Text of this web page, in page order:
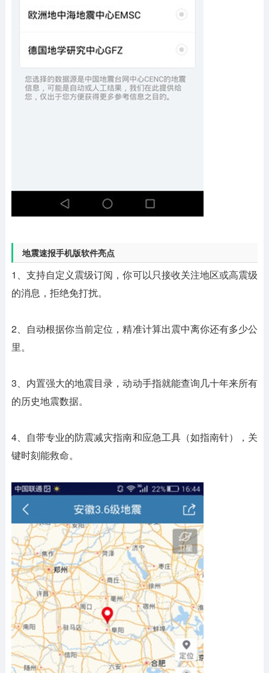
地震速报手机版软件亮点
1、支持自定义震级订阅，你可以只接收关注地区或高震级
的消息，拒绝免打扰。
2、自动根据你当前定位，精准计算出震中离你还有多少公
里。
3、内置强大的地震目录，动动手指就能查询几十年来所有
的历史地震数据。
4、自带专业的防震减灾指南和应急工具（如指南针），关
键时刻能救命。